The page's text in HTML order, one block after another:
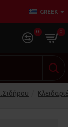
GREEK
0 0